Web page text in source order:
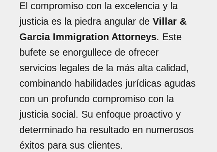
El compromiso con la excelencia y la
justicia es la piedra angular de Villar &
Garcia Immigration Attorneys. Este
bufete se enorgullece de ofrecer
servicios legales de la más alta calidad,
combinando habilidades jurídicas agudas
con un profundo compromiso con la
justicia social. Su enfoque proactivo y
determinado ha resultado en numerosos
éxitos para sus clientes.